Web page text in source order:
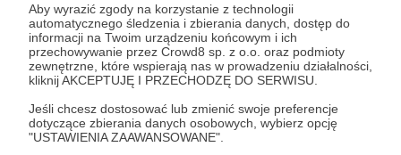
Aby wyrazić zgody na korzystanie z technologii
automatycznego śledzenia i zbierania danych, dostęp do
informacji na Twoim urządzeniu końcowym i ich
przechowywanie przez Crowd8 sp. z o.o. oraz podmioty
zewnętrzne, które wspierają nas w prowadzeniu działalności,
kliknij AKCEPTUJĘ I PRZECHODZĘ DO SERWISU.
Jeśli chcesz dostosować lub zmienić swoje preferencje
dotyczące zbierania danych osobowych, wybierz opcję
"USTAWIENIA ZAAWANSOWANE".
* Zapoznałem się i akceptujęRegulaminserwisu oraz
Prywatności.